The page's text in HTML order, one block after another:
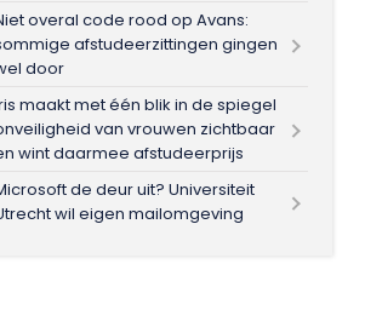
overal code rood op Avans:
afstudeerzittingen gingen
door
maakt met één blik in de spiegel
van vrouwen zichtbaar
wint daarmee afstudeerprijs
de deur uit? Universiteit
wil eigen mailomgeving